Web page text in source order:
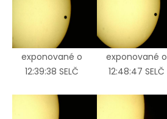
exponované o
12:39:38 SELČ
exponované o
12:48:47 SELČ